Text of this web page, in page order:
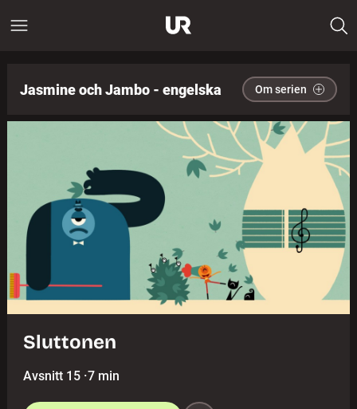
Jasmine och Jambo - engelska Om serien
Sluttonen
Avsnitt 15 ·7 min